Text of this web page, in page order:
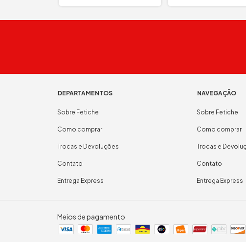
DEPARTAMENTOS
Sobre Fetiche
Como comprar
Trocas e Devoluções
Contato
Entrega Express
NAVEGAÇÃO
Sobre Fetiche
Como comprar
Trocas e
Contato
Entrega Express
Meios de pagamento